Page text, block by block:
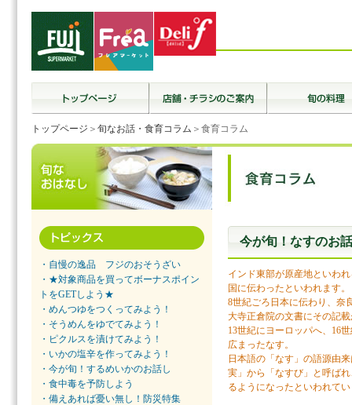
トップページ ＞ 旬なお話・食育コラム ＞食育コラム
今が旬！なすのお話
インド東部が原産地といわ
国に伝わったといわれます。
8世紀ごろ日本に伝わり、奈
大寺正倉院の文書にその記
13世紀にヨーロッパへ、16
広まったなす。
日本語の「なす」の語源由
実」から「なすび」と呼ば
るようになったといわれて
・自慢の逸品 フジのおそうざい
・★対象商品を買ってボーナスポイン
トをGETしよう★
・めんつゆをつくってみよう！
・そうめんをゆでてみよう！
・ピクルスを漬けてみよう！
・いかの塩辛を作ってみよう！
・今が旬！するめいかのお話し
・食中毒を予防しよう
・備えあれば憂い無し！防災特集